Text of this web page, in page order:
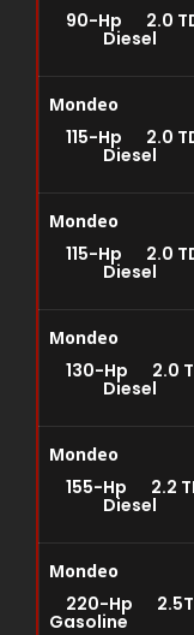
90-Hp 2.0
Diesel
Mondeo
115-Hp 2.0
Diesel
Mondeo
115-Hp 2.0
Diesel
Mondeo
130-Hp 2.0
Diesel
Mondeo
155-Hp 2.2
Diesel
Mondeo
220-Hp
Gasoline